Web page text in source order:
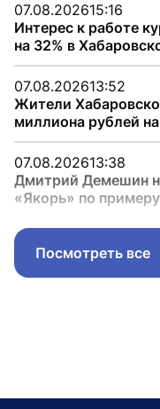
07.08.202615:16
Интерес к работе
на 32% в
07.08.202613:52
Жители
миллиона рублей
07.08.202613:38
Дмитрий Демешин
«Якорь» по
Посмотреть все